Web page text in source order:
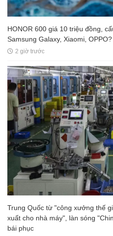
HONOR 600 giá 10 triệu đồng,
Samsung Galaxy, Xiaomi, OPPO?
2 giờ trước
Trung Quốc từ "công xưởng thế
xuất cho nhà máy", làn sóng
bái phục